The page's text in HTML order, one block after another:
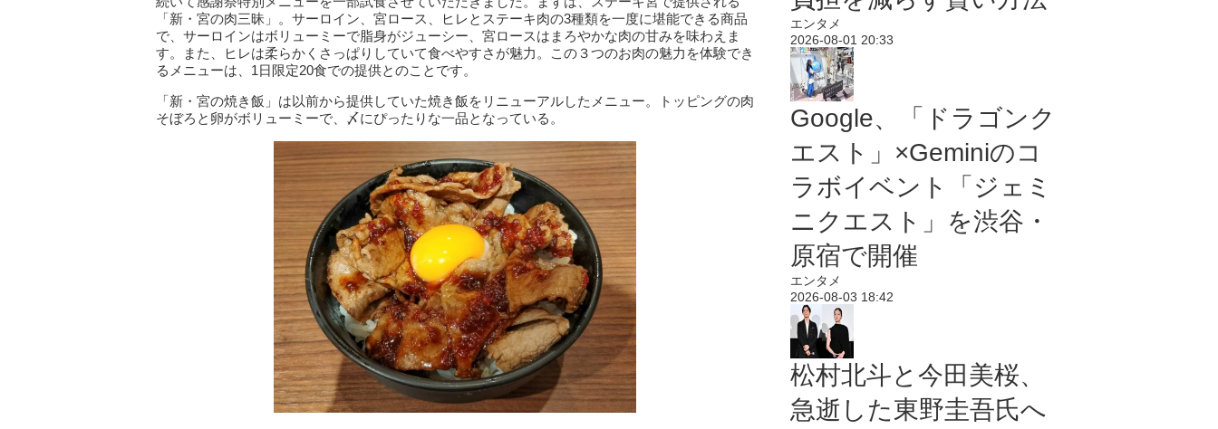
「新・宮の肉三昧」。サーロイン、宮ロース、ヒレとステーキ肉の3種類を一度に堪能できる商品
で、サーロインはボリューミーで脂身がジューシー、宮ロースはまろやかな肉の甘みを味わえま
す。また、ヒレは柔らかくさっぱりしていて食べやすさが魅力。この３つのお肉の魅力を体験でき
るメニューは、1日限定20食での提供とのことです。
「新・宮の焼き飯」は以前から提供していた焼き飯をリニューアルしたメニュー。トッピングの肉
そぼろと卵がボリューミーで、〆にぴったりな一品となっている。
エンタメ
2026-08-01 20:33
Google、「ドラゴンク
エスト」×Geminiのコ
ラボイベント「ジェミ
ニクエスト」を渋谷・
原宿で開催
エンタメ
2026-08-03 18:42
松村北斗と今田美桜、
急逝した東野圭吾氏へ